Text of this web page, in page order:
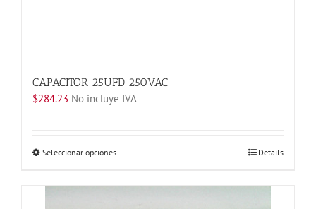
CAPACITOR 25UFD 250VAC
$284.23 No incluye IVA
Seleccionar opcionesEste
tiene
Details